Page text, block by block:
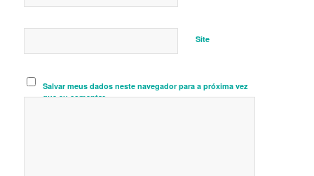
Site
Salvar meus dados neste navegador para a próxima vez
que eu comentar.